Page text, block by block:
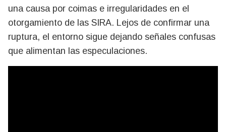
una causa por coimas e irregularidades en el
otorgamiento de las SIRA. Lejos de confirmar una
ruptura, el entorno sigue dejando señales confusas
que alimentan las especulaciones.